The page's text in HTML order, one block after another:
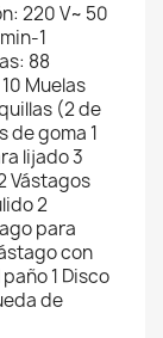
220 V~ 50
1
88
Muelas
(2 de
de goma 1
lijado 3
Vástagos
2
para
con
1 Disco
de